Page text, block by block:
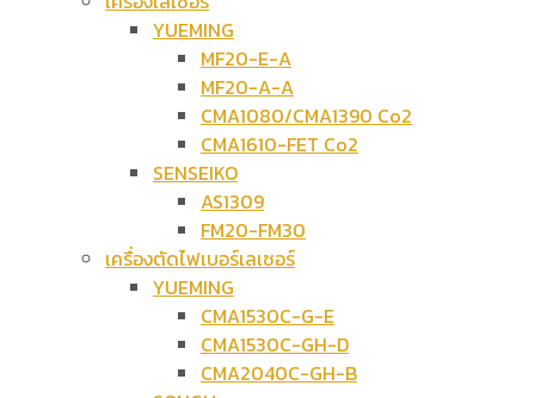
YUEMING
MF20-E-A
MF20-A-A
CMA1080/CMA1390 Co2
CMA1610-FET Co2
SENSEIKO
AS1309
FM20-FM30
เครื่องตัดไฟเบอร์เลเซอร์
YUEMING
CMA1530C-G-E
CMA1530C-GH-D
CMA2040C-GH-B